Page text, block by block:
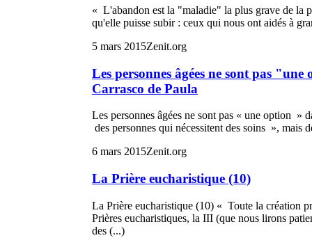
« L'abandon est la "maladie" la plus grave de la
qu'elle puisse subir : ceux qui nous ont aidés à
5 mars 2015Zenit.org
Les personnes âgées ne sont pas
Carrasco de Paula
Les personnes âgées ne sont pas « une option »
des personnes qui nécessitent des soins »,
6 mars 2015Zenit.org
La Prière eucharistique (10)
La Prière eucharistique (10) « Toute la création
Prières eucharistiques, la III (que nous lirons
des (...)